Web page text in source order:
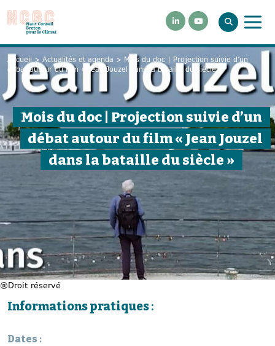
Mois du doc | Projection suivie d’un
débat autour du film « Jean Jouzel
dans la bataille du siècle »
®Droit réservé
Accueil> Actualités et agenda > Mois du doc | Projection suivie d’un
débat autour du film « Jean Jouzel dans la bataille du siècle »
Informations pratiques:
Dates :